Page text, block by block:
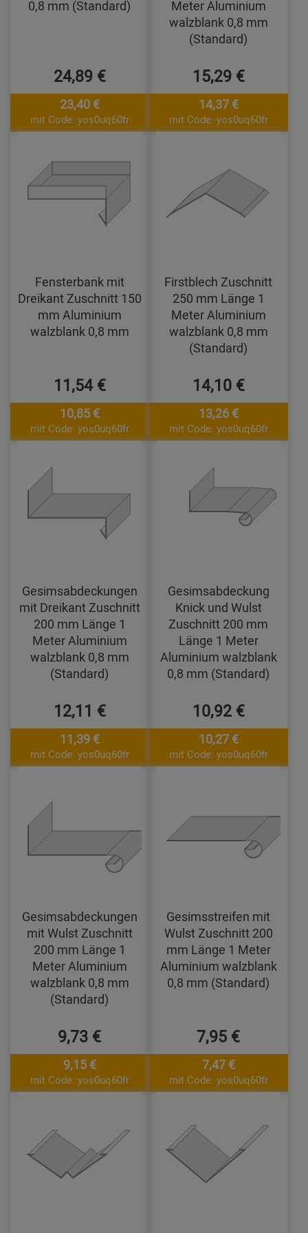
0,8 mm (Standard)
24,89 €
23,40 €
mit Code: yos0uq60fr
Meter Aluminium
walzblank 0,8 mm
(Standard)
15,29 €
14,37 €
mit Code: yos0uq60fr
Fensterbank mit
Dreikant Zuschnitt 150
mm Aluminium
walzblank 0,8 mm
11,54 €
10,85 €
mit Code: yos0uq60fr
Firstblech Zuschnitt
250 mm Länge 1
Meter Aluminium
walzblank 0,8 mm
(Standard)
14,10 €
13,26 €
mit Code: yos0uq60fr
Gesimsabdeckungen
mit Dreikant Zuschnitt
200 mm Länge 1
Meter Aluminium
walzblank 0,8 mm
(Standard)
12,11 €
11,39 €
mit Code: yos0uq60fr
Gesimsabdeckung
Knick und Wulst
Zuschnitt 200 mm
Länge 1 Meter
Aluminium walzblank
0,8 mm (Standard)
10,92 €
10,27 €
mit Code: yos0uq60fr
Gesimsabdeckungen
mit Wulst Zuschnitt
200 mm Länge 1
Meter Aluminium
walzblank 0,8 mm
(Standard)
9,73 €
9,15 €
mit Code: yos0uq60fr
Gesimsstreifen mit
Wulst Zuschnitt 200
mm Länge 1 Meter
Aluminium walzblank
0,8 mm (Standard)
7,95 €
7,47 €
mit Code: yos0uq60fr